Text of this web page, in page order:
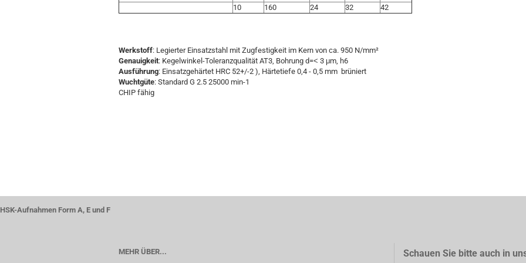
10
160 24 32 42
Werkstoff: Legierter Einsatzstahl mit Zugfestigkeit im Kern von ca. 950 N/mm²
Genauigkeit: Kegelwinkel-Toleranzqualität AT3, Bohrung d=˂ 3 μm, h6
Ausführung: Einsatzgehärtet HRC 52+/-2 ), Härtetiefe 0,4 - 0,5 mm brüniert
Wuchtgüte: Standard G 2.5 25000 min-1
CHIP fähig
HSK-Aufnahmen Form A, E und F
MEHR ÜBER... Schauen Sie bitte auch in